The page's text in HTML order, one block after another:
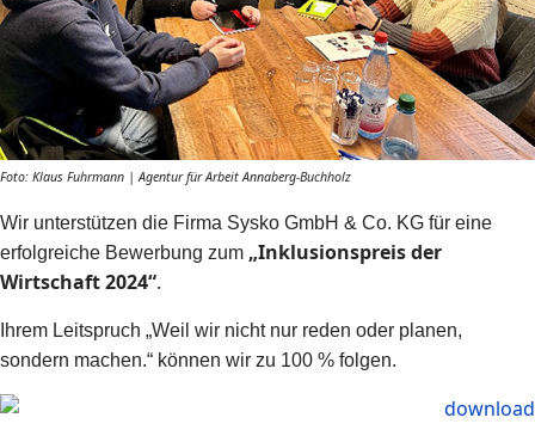
Foto: Klaus Fuhrmann | Agentur für Arbeit Annaberg-Buchholz
Wir unterstützen die Firma Sysko GmbH & Co. KG für eine
erfolgreiche Bewerbung zum „Inklusionspreis der
Wirtschaft 2024“.
Ihrem Leitspruch „Weil wir nicht nur reden oder planen,
sondern machen.“ können wir zu 100 % folgen.